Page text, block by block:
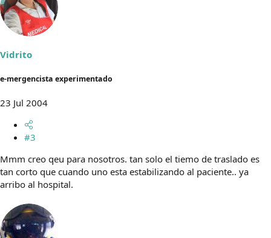
Vidrito
e-mergencista experimentado
23 Jul 2004
#3
Mmm creo qeu para nosotros. tan solo el tiemo de traslado es
tan corto que cuando uno esta estabilizando al paciente.. ya
arribo al hospital.